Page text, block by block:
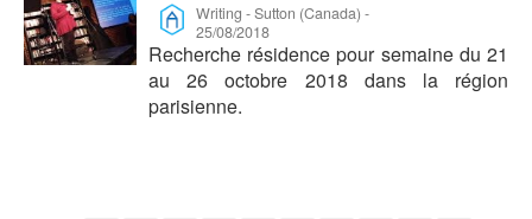
Writing -Sutton (Canada) -
25/08/2018
Recherche résidence pour semaine du 21
au 26 octobre 2018 dans la région
parisienne.